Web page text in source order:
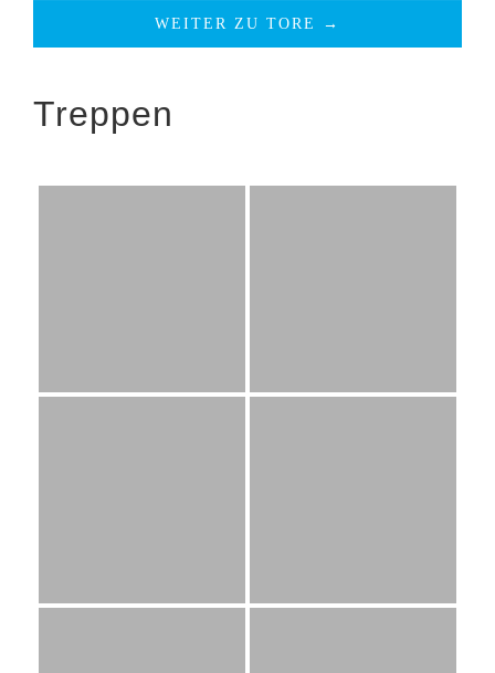
WEITER ZU TORE →
Treppen